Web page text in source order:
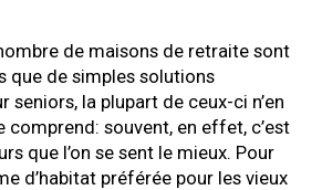
de maisons de retraite sont
que de simples solutions
seniors, la plupart de ceux-ci n’en
comprend: souvent, en effet, c’est
que l’on se sent le mieux. Pour
d’habitat préférée pour les vieux